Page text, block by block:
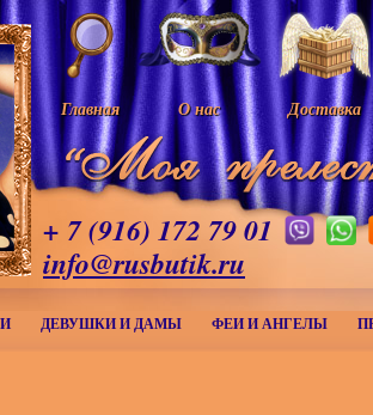
Главная О нас Доставка
+ 7 (916) 172 79 01
info@rusbutik.ru
ДЕВУШКИ И ДАМЫ ФЕИ И АНГЕЛЫ